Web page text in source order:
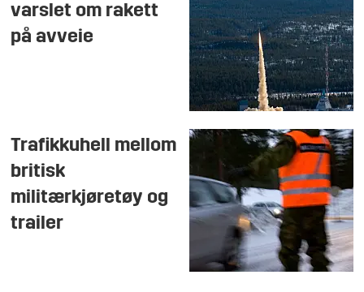
varslet om rakett
på avveie
Trafikkuhell mellom
britisk
militærkjøretøy og
trailer